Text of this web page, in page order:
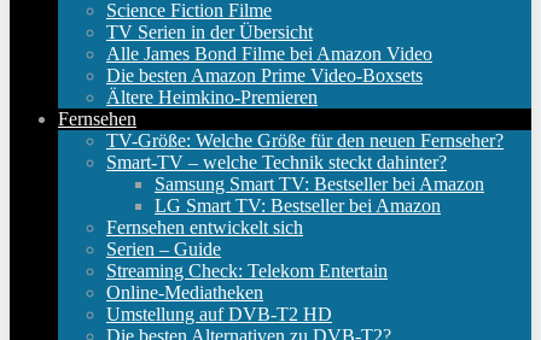
Science Fiction Filme
TV Serien in der Übersicht
Alle James Bond Filme bei Amazon Video
Die besten Amazon Prime Video-Boxsets
Ältere Heimkino-Premieren
Fernsehen
TV-Größe: Welche Größe für den neuen Fernseher?
Smart-TV – welche Technik steckt dahinter?
Samsung Smart TV: Bestseller bei Amazon
LG Smart TV: Bestseller bei Amazon
Fernsehen entwickelt sich
Serien – Guide
Streaming Check: Telekom Entertain
Online-Mediatheken
Umstellung auf DVB-T2 HD
Die besten Alternativen zu DVB-T2?